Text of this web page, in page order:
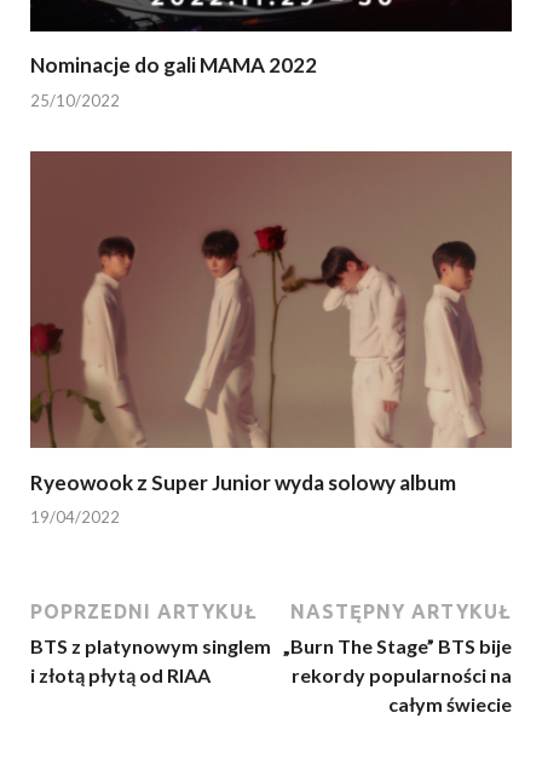
Nominacje do gali MAMA 2022
25/10/2022
Ryeowook z Super Junior wyda solowy album
19/04/2022
POPRZEDNI ARTYKUŁ
BTS z platynowym singlem
i złotą płytą od RIAA
NASTĘPNY ARTYKUŁ
„Burn The Stage” BTS bije
rekordy popularności na
całym świecie